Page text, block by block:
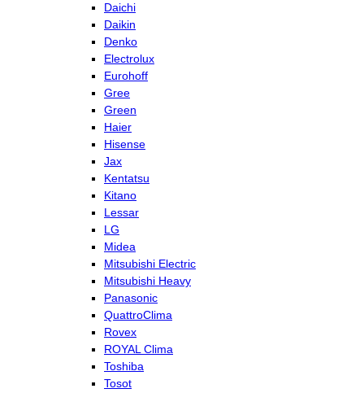
Daichi
Daikin
Denko
Electrolux
Eurohoff
Gree
Green
Haier
Hisense
Jax
Kentatsu
Kitano
Lessar
LG
Midea
Mitsubishi Electric
Mitsubishi Heavy
Panasonic
QuattroClima
Rovex
ROYAL Clima
Toshiba
Tosot